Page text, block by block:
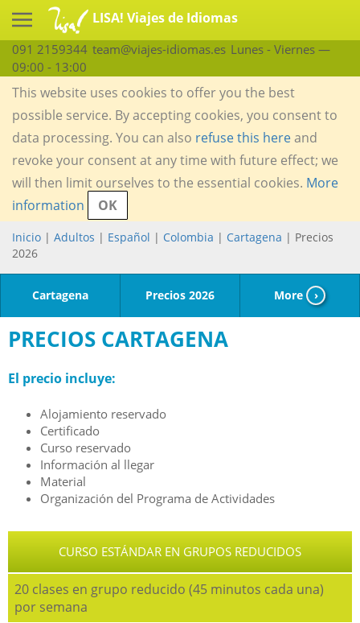
LISA! Viajes de Idiomas
091 2159344 team@viajes-idiomas.es Lunes - Viernes —
09:00 - 13:00
This website uses cookies to offer you the best
possible service. By accepting cookies, you consent to
data processing. You can also refuse this hereand
revoke your consent at any time with future effect; we
will then limit ourselves to the essential cookies. More
information
OK
Inicio | Adultos | Español | Colombia | Cartagena | Precios
2026
Cartagena Precios 2026 More ›
PRECIOS CARTAGENA
El precio incluye:
Alojamiento reservado
Certificado
Curso reservado
Información al llegar
Material
Organización del Programa de Actividades
CURSO ESTÁNDAR EN GRUPOS REDUCIDOS
20 clases en grupo reducido (45 minutos cada una)
por semana